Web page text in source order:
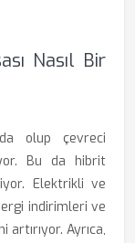
Nasıl Bir
olup çevreci
Bu da hibrit
Elektrikli ve
indirimleri ve
Ayrıca,